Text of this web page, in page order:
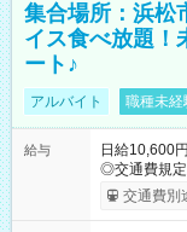
集合場所：浜松
イス食べ放題！
ート♪
アルバイト 職種未経
給与
日給10,600
◎交通費規
翌5時は割
交通費別